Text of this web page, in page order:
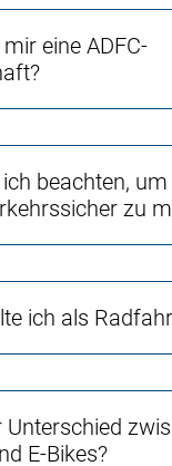
eine ADFC-
beachten,
zu
ich als
Unterschied
E-Bikes?